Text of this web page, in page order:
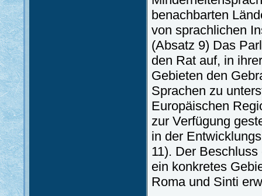
benachbarten
von sprachlichen
(Absatz 9) Das
den Rat auf, in
Gebieten den
Sprachen zu
Europäischen
zur Verfügung
in der
11). Der
ein konkretes
Roma und Sinti